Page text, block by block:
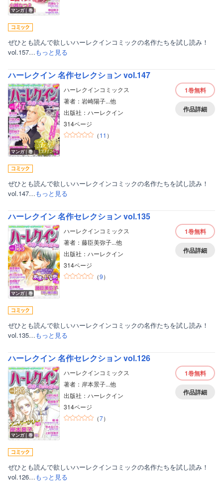
マンガ｜巻
ぜひとも読んで欲しいハーレクインコミックの名作たちを試し読み！
vol.157…もっと見る
ハーレクイン 名作セレクション vol.147
マンガ｜巻
ハーレクインコミックス
著者：岩崎陽子...他
出版社：ハーレクイン
314ページ
（11 ）
1巻無料
作品詳細
ぜひとも読んで欲しいハーレクインコミックの名作たちを試し読み！
vol.147…もっと見る
ハーレクイン 名作セレクション vol.135
マンガ｜巻
ハーレクインコミックス
著者：藤臣美弥子...他
出版社：ハーレクイン
314ページ
（9）
1巻無料
作品詳細
ぜひとも読んで欲しいハーレクインコミックの名作たちを試し読み！
vol.135…もっと見る
ハーレクイン 名作セレクション vol.126
マンガ｜巻
ハーレクインコミックス
著者：岸本景子...他
出版社：ハーレクイン
314ページ
（7）
1巻無料
作品詳細
ぜひとも読んで欲しいハーレクインコミックの名作たちを試し読み！
vol.126…もっと見る